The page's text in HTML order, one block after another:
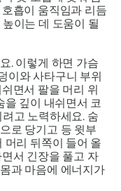
흡이 움직임과 리듬
이는 데 도움이 될
. 이렇게 하면 가슴
이와 사타구니 부위
면서 팔을 머리 위
을 깊이 내쉬면서 코
고 노력하세요. 숨
로 당기고 등 윗부
머리 뒤쪽이 들어 올
서 긴장을 풀고 자
과 마음에 에너지가